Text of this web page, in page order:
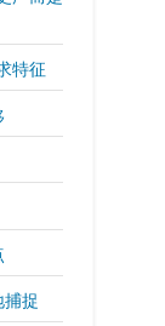
特征
捕捉